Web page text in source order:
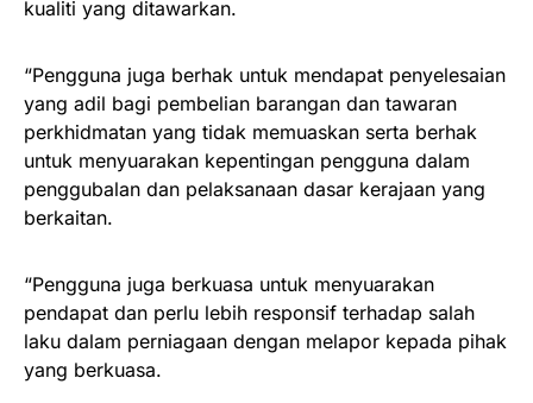
kualiti yang ditawarkan.
“Pengguna juga berhak untuk mendapat penyelesaian
yang adil bagi pembelian barangan dan tawaran
perkhidmatan yang tidak memuaskan serta berhak
untuk menyuarakan kepentingan pengguna dalam
penggubalan dan pelaksanaan dasar kerajaan yang
berkaitan.
“Pengguna juga berkuasa untuk menyuarakan
pendapat dan perlu lebih responsif terhadap salah
laku dalam perniagaan dengan melapor kepada pihak
yang berkuasa.